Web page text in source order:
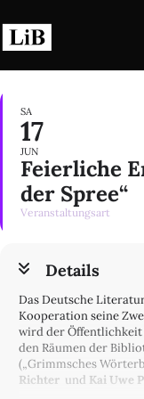
Inhalt
springen
SA
17
JUN
Feierliche
der Spree“
Veranstaltungsart
Details
Das Deutsche
Kooperation seine
wird der Öffentlichkeit
den Räumen der
(„Grimmsches
Richter und Kai Uwe